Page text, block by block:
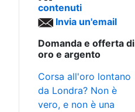
contenuti
Invia un'email
Domanda e offerta di
oro e argento
Corsa all'oro lontano
da Londra? Non è
vero, e non è una